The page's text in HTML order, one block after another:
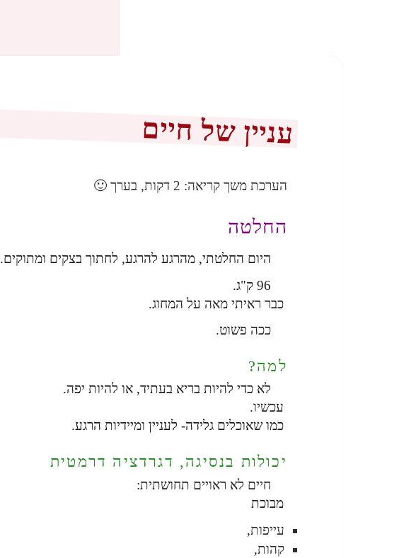
עניין של חיים
הערכת משך קריאה: 2 דקות, בערך 🙂
החלטה
היום החלטתי, מהרגע להרגע, לחתוך בצקים ומתוקים.
96 ק"ג.
כבר ראיתי מאה על המחוג.
ככה פשוט.
למה?
לא כדי להיות בריא בעתיד, או להיות יפה.
עכשיו.
כמו שאוכלים גלידה- לעניין ומיידיות הרגע.
יכולות בנסיגה, דגרדציה דרמטית
חיים לא ראויים תחושתית:
מבוכת
עייפות,
קהות,